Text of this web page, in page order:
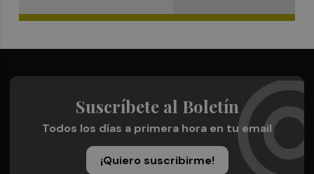
Suscríbete al Boletín
Todos los días a primera hora en tu email
¡Quiero suscribirme!